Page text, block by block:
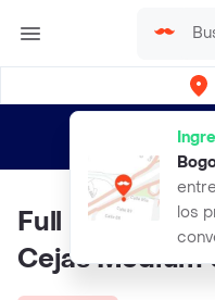
los
envíos
Full Brow Gel
Cejas Medium